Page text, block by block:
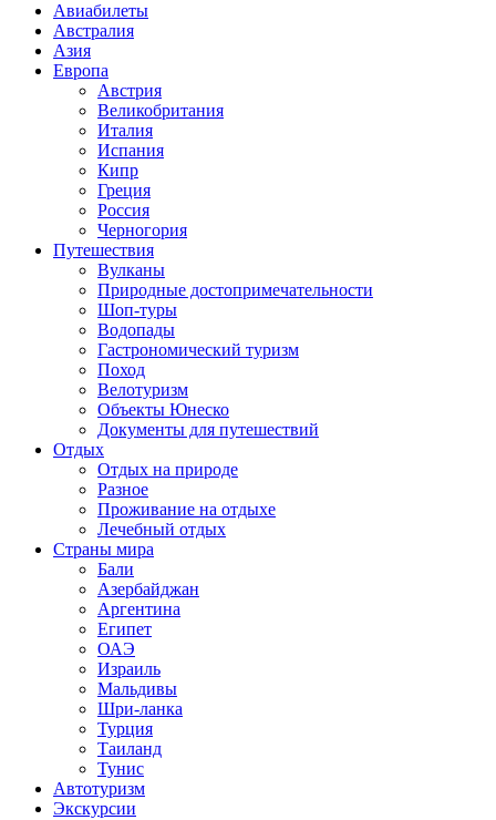
Авиабилеты
Австралия
Азия
Европа
Австрия
Великобритания
Италия
Испания
Кипр
Греция
Россия
Черногория
Путешествия
Вулканы
Природные достопримечательности
Шоп-туры
Водопады
Гастрономический туризм
Поход
Велотуризм
Объекты Юнеско
Документы для путешествий
Отдых
Отдых на природе
Разное
Проживание на отдыхе
Лечебный отдых
Страны мира
Бали
Азербайджан
Аргентина
Египет
ОАЭ
Израиль
Мальдивы
Шри-ланка
Турция
Таиланд
Тунис
Автотуризм
Экскурсии